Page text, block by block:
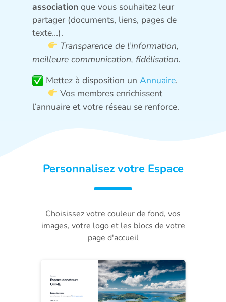
association que vous souhaitez leur
partager (documents, liens, pages de
texte…).
Transparence de l’information,
meilleure communication, fidélisation.
Mettez à disposition unAnnuaire.
Vos membres enrichissent
l’annuaire et votre réseau se renforce.
Personnalisez votre Espace
Choisissez votre couleur de fond, vos
images, votre logo et les blocs de votre
page d'accueil